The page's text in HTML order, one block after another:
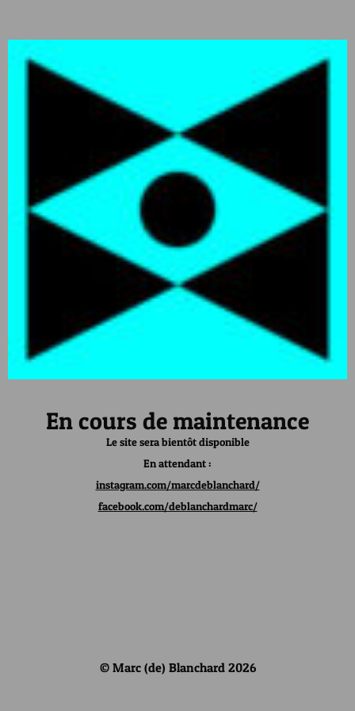
En cours de maintenance
Le site sera bientôt disponible
En attendant :
instagram.com/marcdeblanchard/
facebook.com/deblanchardmarc/
© Marc (de) Blanchard 2026